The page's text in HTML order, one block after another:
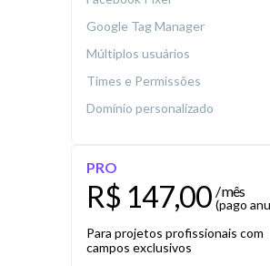
Google Tag Manager
Múltiplos usuários
Times e Permissões
Domínio personalizado
PRO
R$ 147,00 / mês
(pago
Para projetos profissionais com
campos exclusivos